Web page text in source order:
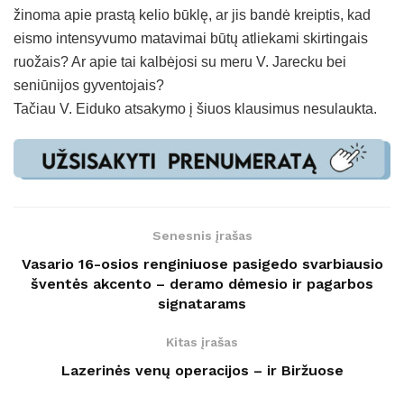
žinoma apie prastą kelio būklę, ar jis bandė kreiptis, kad
eismo intensyvumo matavimai būtų atliekami skirtingais
ruožais? Ar apie tai kalbėjosi su meru V. Jarecku bei
seniūnijos gyventojais?
Tačiau V. Eiduko atsakymo į šiuos klausimus nesulaukta.
Senesnis įrašas
Vasario 16-osios renginiuose pasigedo svarbiausio
šventės akcento – deramo dėmesio ir pagarbos
signatarams
Kitas įrašas
Lazerinės venų operacijos – ir Biržuose